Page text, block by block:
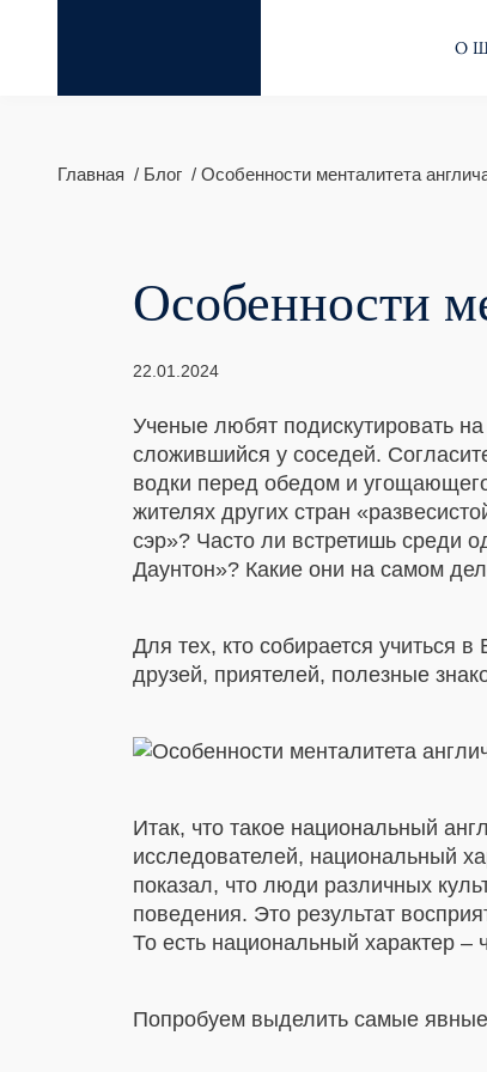
О
Главная Блог Особенности менталитета
Особенности
22.01.2024
Ученые любят подискутировать
сложившийся у соседей.
водки перед обедом и
жителях других стран
сэр»? Часто ли встретишь среди
Даунтон»? Какие они на самом
Для тех, кто собирается учиться
друзей, приятелей, полезные
Итак, что такое национальный
исследователей, национальный
показал, что люди различных
поведения. Это результат
То есть национальный характер –
Попробуем выделить самые явные